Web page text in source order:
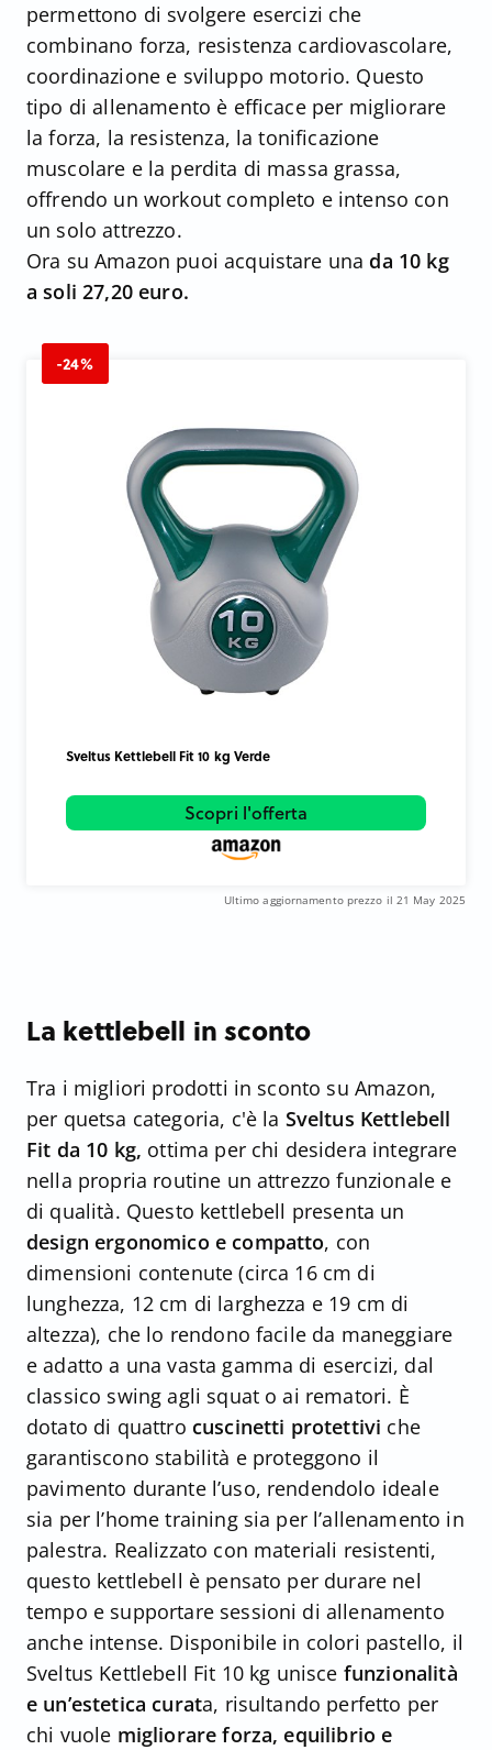
permettono di svolgere esercizi che
combinano forza, resistenza cardiovascolare,
coordinazione e sviluppo motorio. Questo
tipo di allenamento è efficace per migliorare
la forza, la resistenza, la tonificazione
muscolare e la perdita di massa grassa,
offrendo un workout completo e intenso con
un solo attrezzo.
Ora su Amazon puoi acquistare una da 10 kg
a soli 27,20 euro.
-24%
Sveltus Kettlebell Fit 10 kg Verde
Scopri l'offerta
Ultimo aggiornamento prezzo il 21 May 2025
La kettlebell in sconto
Tra i migliori prodotti in sconto su Amazon,
per quetsa categoria, c'è la Sveltus Kettlebell
Fit da 10 kg, ottima per chi desidera integrare
nella propria routine un attrezzo funzionale e
di qualità. Questo kettlebell presenta un
design ergonomico e compatto, con
dimensioni contenute (circa 16 cm di
lunghezza, 12 cm di larghezza e 19 cm di
altezza), che lo rendono facile da maneggiare
e adatto a una vasta gamma di esercizi, dal
classico swing agli squat o ai rematori. È
dotato di quattro cuscinetti protettivi che
garantiscono stabilità e proteggono il
pavimento durante l’uso, rendendolo ideale
sia per l’home training sia per l’allenamento in
palestra. Realizzato con materiali resistenti,
questo kettlebell è pensato per durare nel
tempo e supportare sessioni di allenamento
anche intense. Disponibile in colori pastello, il
Sveltus Kettlebell Fit 10 kg unisce funzionalità
e un’estetica curata, risultando perfetto per
chi vuole migliorare forza, equilibrio e